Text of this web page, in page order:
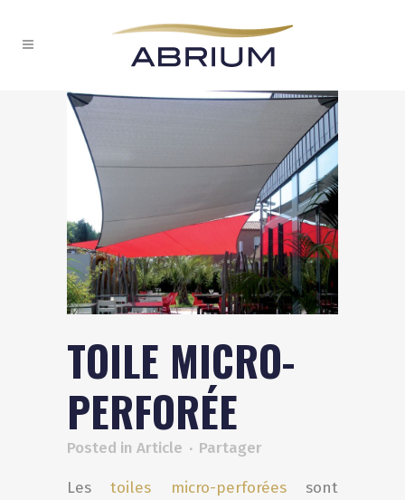
TOILE MICRO-
PERFORÉE
Posted in Article
Lestoiles micro-perforéessont